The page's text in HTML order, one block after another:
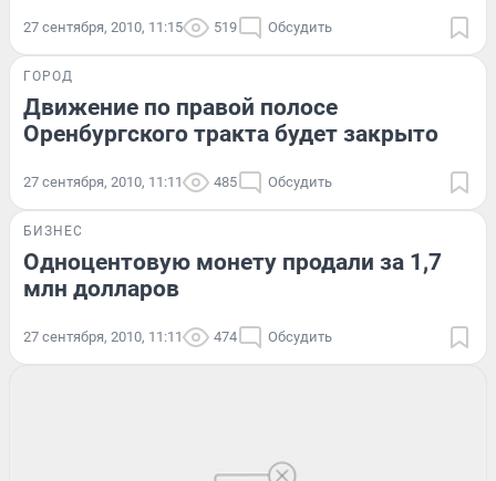
27 сентября, 2010, 11:15 519 Обсудить
ГОРОД
Движение по правой полосе
Оренбургского тракта будет закрыто
27 сентября, 2010, 11:11 485 Обсудить
БИЗНЕС
Одноцентовую монету продали за 1,7
млн долларов
27 сентября, 2010, 11:11 474 Обсудить